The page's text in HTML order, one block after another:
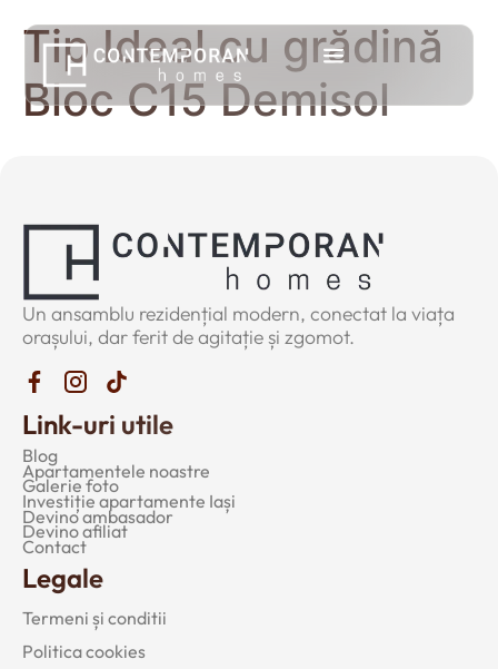
Tip Ideal cu grădină
Bloc C15 Demisol
Un ansamblu rezidențial modern, conectat la viața
orașului, dar ferit de agitație și zgomot.
Link-uri utile
Blog
Apartamentele noastre
Galerie foto
Investiție apartamente Iași
Devino ambasador
Devino afiliat
Contact
Legale
Termeni și conditii
Politica cookies